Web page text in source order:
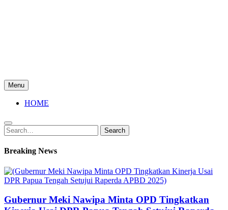
Menu
HOME
Search
for:
Search
Breaking News
Gubernur Meki Nawipa Minta OPD Tingkatkan